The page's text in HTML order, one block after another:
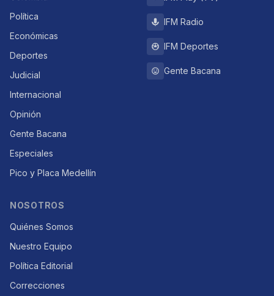
Política
Económicas
Deportes
Judicial
Internacional
Opinión
Gente Bacana
Especiales
Pico y Placa Medellín
IFM Radio
IFM Deportes
Gente Bacana
NOSOTROS
Quiénes Somos
Nuestro Equipo
Política Editorial
Correcciones